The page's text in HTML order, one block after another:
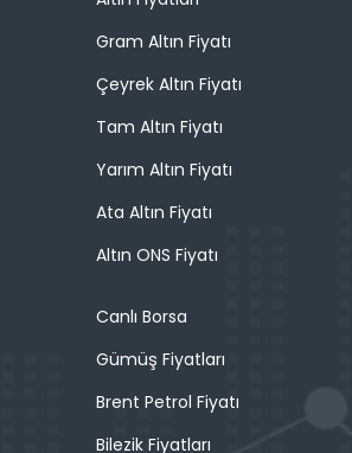
Gram Altın Fiyatı
Çeyrek Altın Fiyatı
Tam Altın Fiyatı
Yarım Altın Fiyatı
Ata Altın Fiyatı
Altın ONS Fiyatı
Canlı Borsa
Gümüş Fiyatları
Brent Petrol Fiyatı
Bilezik Fiyatları